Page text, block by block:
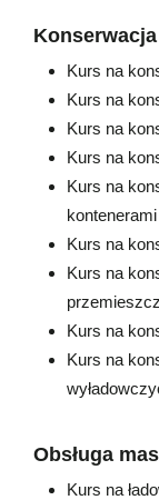
Kurs na
Kurs na
Kurs na
Kurs na
Kurs na
kontenerami
Kurs na
Kurs na
Kurs na
Kurs na
Obsługa
Kurs na